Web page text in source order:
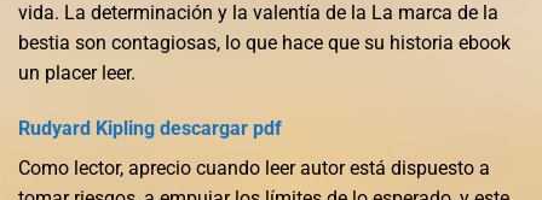
vida. La determinación y la valentía de la La marca de la
bestia son contagiosas, lo que hace que su historia ebook
un placer leer.
Rudyard Kipling descargar pdf
Como lector, aprecio cuando leer autor está dispuesto a